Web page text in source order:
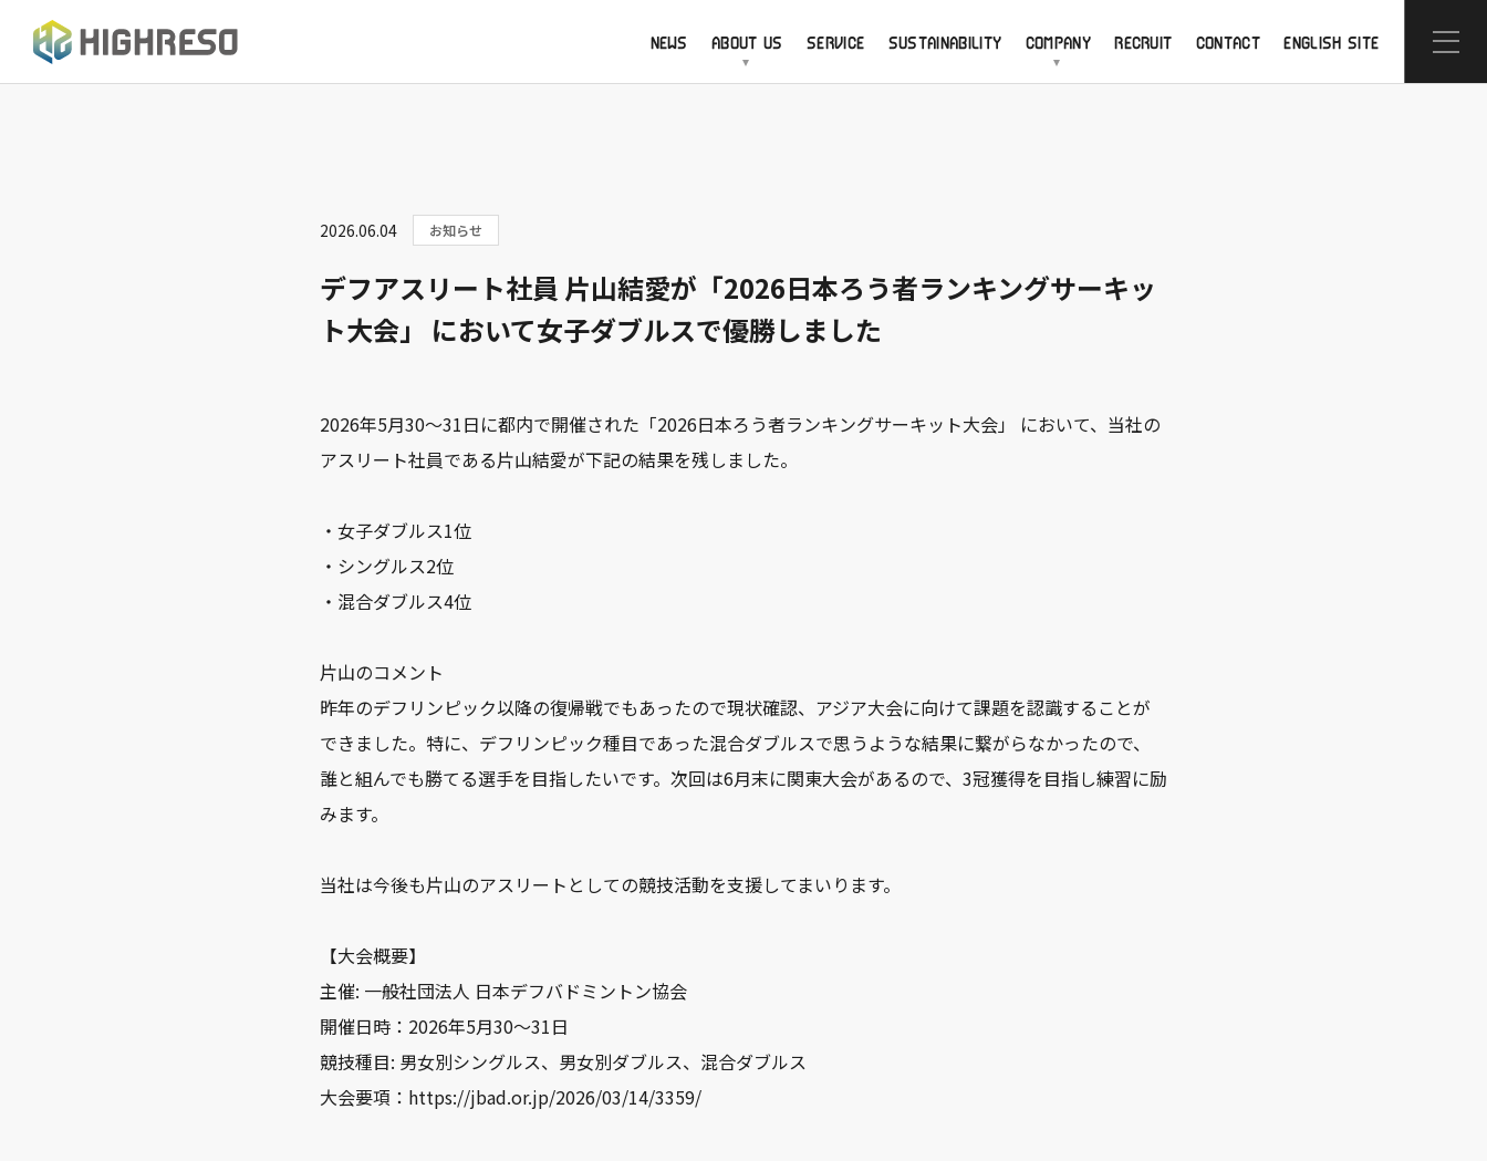
NEWS ABOUT US SERVICE SUSTAINABILITY COMPANY RECRUIT CONTACT ENGLISH SITE
2026.06.04 お知らせ
デフアスリート社員 片山結愛が「2026日本ろう者ランキングサーキッ
ト大会」 において女子ダブルスで優勝しました
2026年5月30～31日に都内で開催された「2026日本ろう者ランキングサーキット大会」 において、当社の
アスリート社員である片山結愛が下記の結果を残しました。
・女子ダブルス1位
・シングルス2位
・混合ダブルス4位
片山のコメント
昨年のデフリンピック以降の復帰戦でもあったので現状確認、アジア大会に向けて課題を認識することが
できました。特に、デフリンピック種目であった混合ダブルスで思うような結果に繋がらなかったので、
誰と組んでも勝てる選手を目指したいです。次回は6月末に関東大会があるので、3冠獲得を目指し練習に励
みます。
当社は今後も片山のアスリートとしての競技活動を支援してまいります。
【大会概要】
主催: 一般社団法人 日本デフバドミントン協会
開催日時：2026年5月30～31日
競技種目: 男女別シングルス、男女別ダブルス、混合ダブルス
大会要項：https://jbad.or.jp/2026/03/14/3359/